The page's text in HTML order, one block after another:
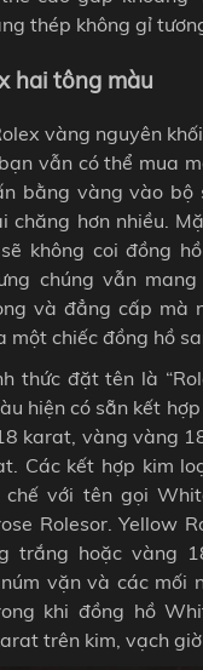
thép không gỉ
hai tông màu
vàng nguyên
vẫn có thể mua
bằng vàng vào bộ
chăng hơn nhiều.
không coi đồng
chúng vẫn
và đẳng cấp mà
một chiếc đồng hồ
thức đặt tên là
hiện có sẵn kết
karat, vàng vàng
Các kết hợp kim
với tên gọi
Rolesor. Yellow
trắng hoặc vàng
vặn và các mối
khi đồng hồ
trên kim, vạch